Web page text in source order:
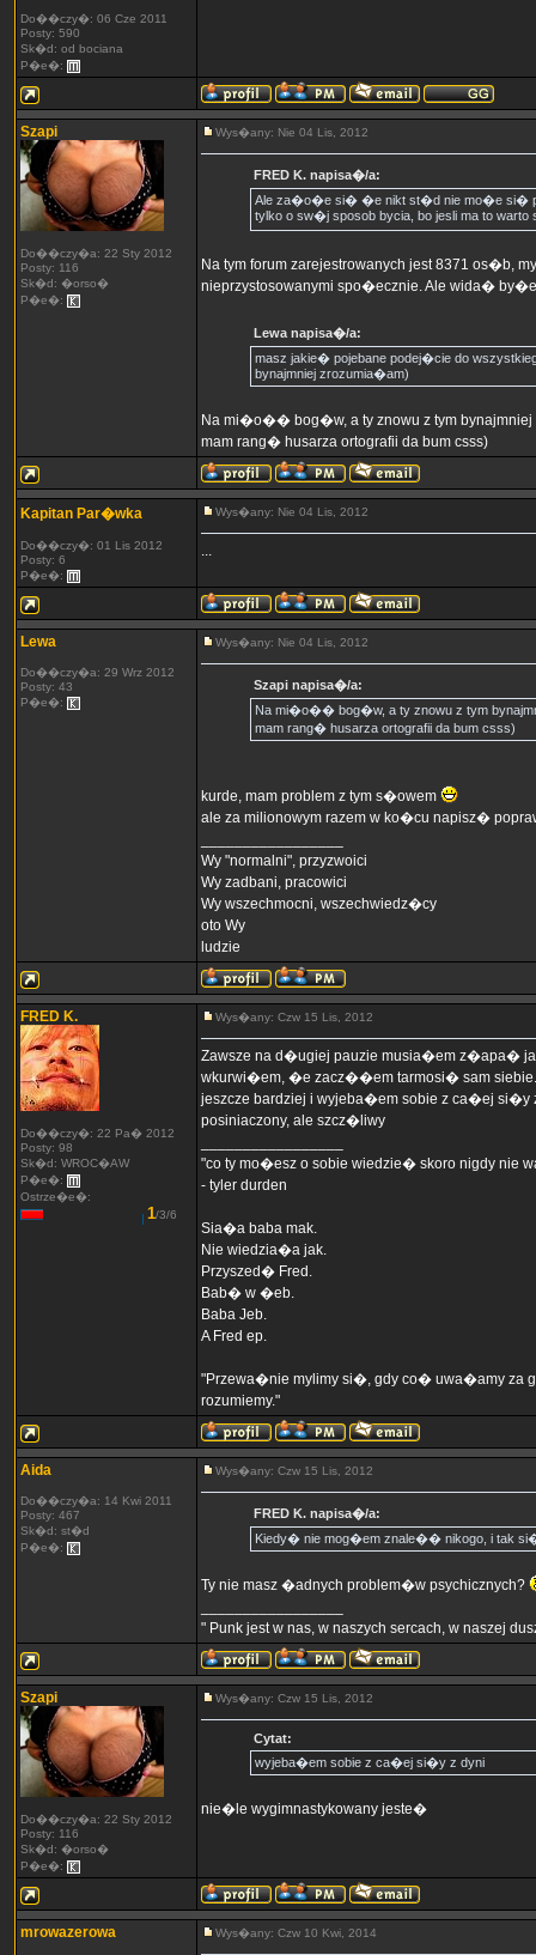
Do��czy�: 06 Cze 2011
Posty: 590
Sk�d: od bociana
P�e�:
Szapi
Do��czy�a: 22 Sty 2012
Posty: 116
Sk�d: �orso�
P�e�:
Wys�any: Nie 04 Lis, 2012
FRED K. napisa�/a:
Ale za�o�e si� �e nikt st�d nie mo�e si�
tylko o sw�j sposob bycia, bo jesli ma to
Na tym forum zarejestrowanych jest 8371
nieprzystosowanymi spo�ecznie. Ale wida�
Lewa napisa�/a:
masz jakie� pojebane podej�cie do
bynajmniej zrozumia�am)
Na mi�o�� bog�w, a ty znowu z tym bynajmniej
mam rang� husarza ortografii da bum csss)
Kapitan Par�wka
Do��czy�: 01 Lis 2012
Posty: 6
P�e�:
Wys�any: Nie 04 Lis, 2012
...
Lewa
Do��czy�a: 29 Wrz 2012
Posty: 43
P�e�:
Wys�any: Nie 04 Lis, 2012
Szapi napisa�/a:
Na mi�o�� bog�w, a ty znowu z tym
mam rang� husarza ortografii da bum csss)
kurde, mam problem z tym s�owem
ale za milionowym razem w ko�cu napisz�
Wy "normalni", przyzwoici
Wy zadbani, pracowici
Wy wszechmocni, wszechwiedz�cy
oto Wy
ludzie
FRED K.
Do��czy�: 22 Pa� 2012
Posty: 98
Sk�d: WROC�AW
P�e�:
Ostrze�e�:
1/3/6
Wys�any: Czw 15 Lis, 2012
Zawsze na d�ugiej pauzie musia�em z�apa�
wkurwi�em, �e zacz��em tarmosi� sam
jeszcze bardziej i wyjeba�em sobie z ca�ej
posiniaczony, ale szcz�liwy
"co ty mo�esz o sobie wiedzie� skoro nigdy nie
- tyler durden
Sia�a baba mak.
Nie wiedzia�a jak.
Przyszed� Fred.
Bab� w �eb.
Baba Jeb.
A Fred ep.
"Przewa�nie mylimy si�, gdy co� uwa�amy za
rozumiemy."
Aida
Do��czy�a: 14 Kwi 2011
Posty: 467
Sk�d: st�d
P�e�:
Wys�any: Czw 15 Lis, 2012
FRED K. napisa�/a:
Kiedy� nie mog�em znale�� nikogo, i tak
Ty nie masz �adnych problem�w psychicznych?
" Punk jest w nas, w naszych sercach, w naszej
Szapi
Do��czy�a: 22 Sty 2012
Posty: 116
Sk�d: �orso�
P�e�:
Wys�any: Czw 15 Lis, 2012
Cytat:
wyjeba�em sobie z ca�ej si�y z dyni
nie�le wygimnastykowany jeste�
mrowazerowa Wys�any: Czw 10 Kwi, 2014